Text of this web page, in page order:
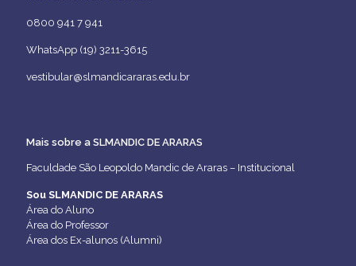
0800 941 7 941
WhatsApp (19) 3211-3615
vestibular@slmandicararas.edu.br
Mais sobre a SLMANDIC DE ARARAS
Faculdade São Leopoldo Mandic de Araras – Institucional
Sou SLMANDIC DE ARARAS
Área do Aluno
Área do Professor
Área dos Ex-alunos (Alumni)